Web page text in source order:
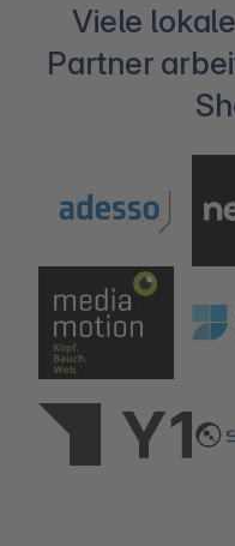
Viele
Partner